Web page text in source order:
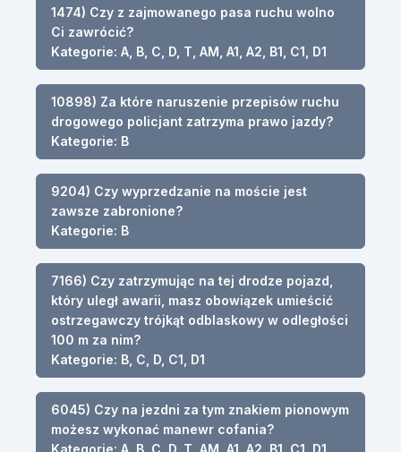
1474) Czy z zajmowanego pasa ruchu wolno
Ci zawrócić?
Kategorie: A, B, C, D, T, AM, A1, A2, B1, C1, D1
10898) Za które naruszenie przepisów ruchu
drogowego policjant zatrzyma prawo jazdy?
Kategorie: B
9204) Czy wyprzedzanie na moście jest
zawsze zabronione?
Kategorie: B
7166) Czy zatrzymując na tej drodze pojazd,
który uległ awarii, masz obowiązek umieścić
ostrzegawczy trójkąt odblaskowy w odległości
100 m za nim?
Kategorie: B, C, D, C1, D1
6045) Czy na jezdni za tym znakiem pionowym
możesz wykonać manewr cofania?
Kategorie: A, B, C, D, T, AM, A1, A2, B1, C1, D1